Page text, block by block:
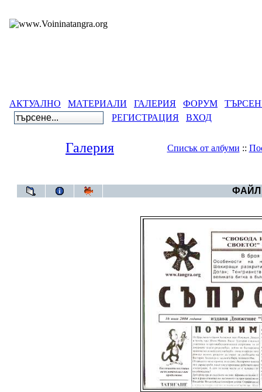
АКТУАЛНО МАТЕРИАЛИ ГАЛЕРИЯ ФОРУМ
РЕГИСТРАЦИЯ
ВХОД
Галерия Списък от албуми ::
ФАЙЛ